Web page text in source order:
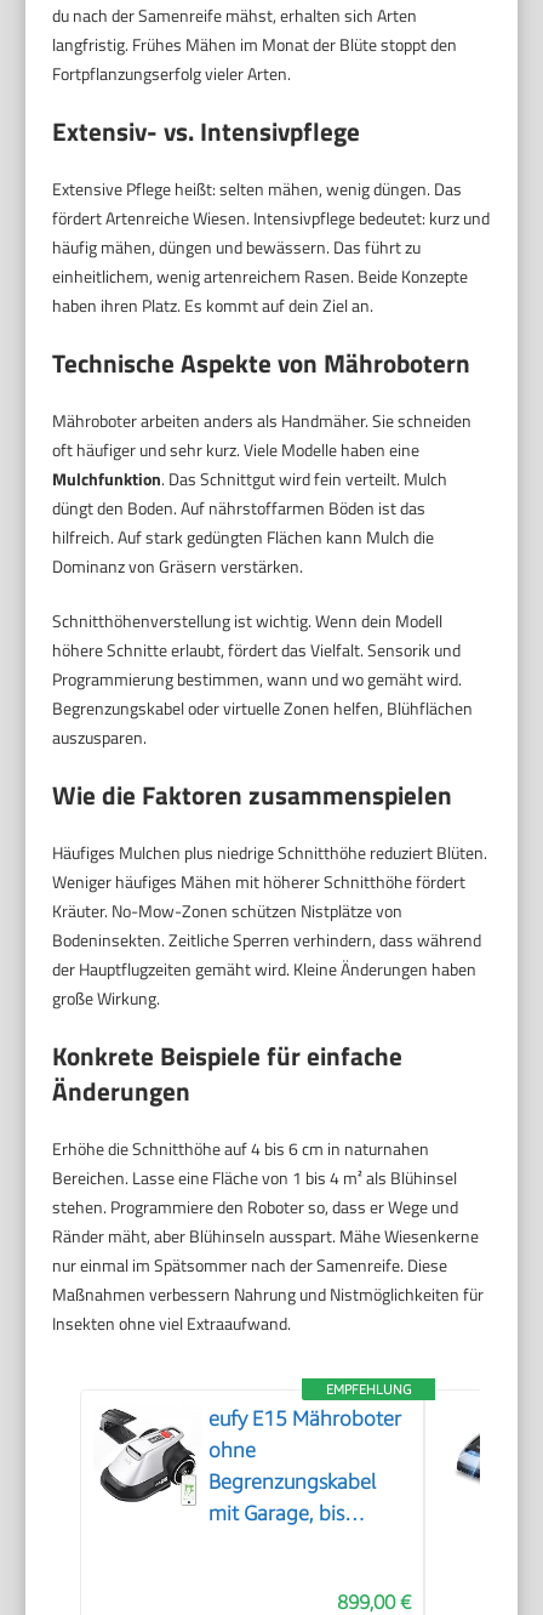
du nach der Samenreife mähst, erhalten sich Arten
langfristig. Frühes Mähen im Monat der Blüte stoppt den
Fortpflanzungserfolg vieler Arten.
Extensiv- vs. Intensivpflege
Extensive Pflege heißt: selten mähen, wenig düngen. Das
fördert Artenreiche Wiesen. Intensivpflege bedeutet: kurz und
häufig mähen, düngen und bewässern. Das führt zu
einheitlichem, wenig artenreichem Rasen. Beide Konzepte
haben ihren Platz. Es kommt auf dein Ziel an.
Technische Aspekte von Mährobotern
Mähroboter arbeiten anders als Handmäher. Sie schneiden
oft häufiger und sehr kurz. Viele Modelle haben eine
Mulchfunktion. Das Schnittgut wird fein verteilt. Mulch
düngt den Boden. Auf nährstoffarmen Böden ist das
hilfreich. Auf stark gedüngten Flächen kann Mulch die
Dominanz von Gräsern verstärken.
Schnitthöhenverstellung ist wichtig. Wenn dein Modell
höhere Schnitte erlaubt, fördert das Vielfalt. Sensorik und
Programmierung bestimmen, wann und wo gemäht wird.
Begrenzungskabel oder virtuelle Zonen helfen, Blühflächen
auszusparen.
Wie die Faktoren zusammenspielen
Häufiges Mulchen plus niedrige Schnitthöhe reduziert Blüten.
Weniger häufiges Mähen mit höherer Schnitthöhe fördert
Kräuter. No-Mow-Zonen schützen Nistplätze von
Bodeninsekten. Zeitliche Sperren verhindern, dass während
der Hauptflugzeiten gemäht wird. Kleine Änderungen haben
große Wirkung.
Konkrete Beispiele für einfache
Änderungen
Erhöhe die Schnitthöhe auf 4 bis 6 cm in naturnahen
Bereichen. Lasse eine Fläche von 1 bis 4 m² als Blühinsel
stehen. Programmiere den Roboter so, dass er Wege und
Ränder mäht, aber Blühinseln ausspart. Mähe Wiesenkerne
nur einmal im Spätsommer nach der Samenreife. Diese
Maßnahmen verbessern Nahrung und Nistmöglichkeiten für
Insekten ohne viel Extraaufwand.
EMPFEHLUNG
eufy E15 Mähroboter
ohne
Begrenzungskabel
mit Garage, bis
899,00 €